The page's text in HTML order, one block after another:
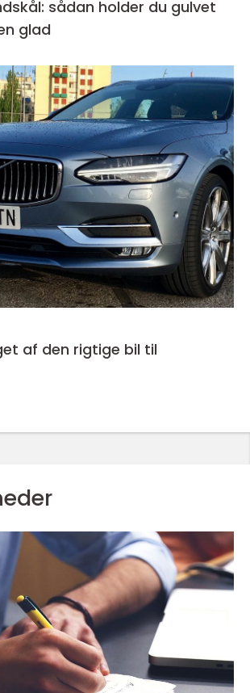
sådan holder du gulvet
glad
af den rigtige bil til